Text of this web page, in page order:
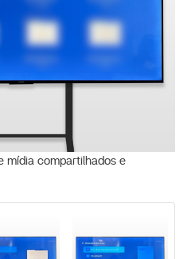
mídia compartilhados e